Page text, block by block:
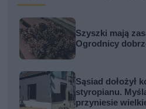
Szyszki mają
Ogrodnicy
Sąsiad dołożył
styropianu.
przyniesie